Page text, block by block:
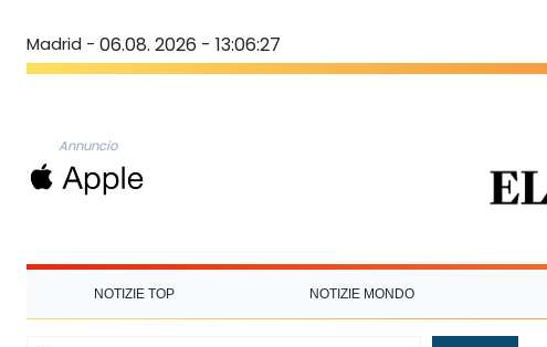
Madrid - 06.08. 2026 - 13:06:28
Annuncio
NOTIZIE TOP NOTIZIE MONDO